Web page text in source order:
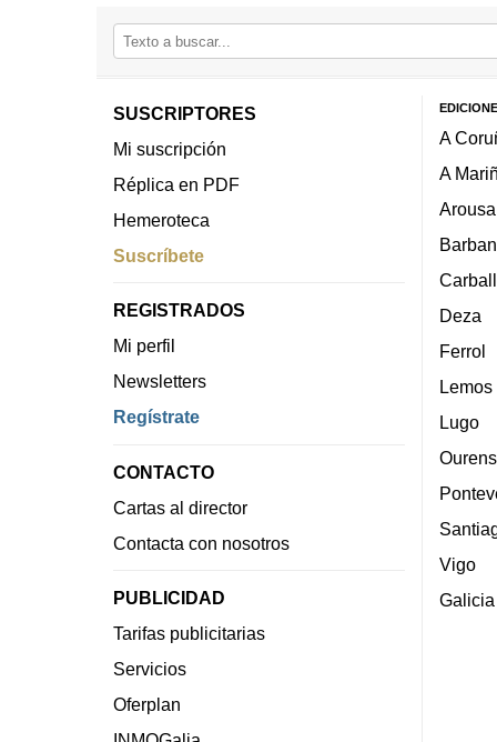
SUSCRIPTORES
Mi suscripción
Réplica en PDF
Hemeroteca
Suscríbete
REGISTRADOS
Mi perfil
Newsletters
Regístrate
CONTACTO
Cartas al director
Contacta con nosotros
PUBLICIDAD
Tarifas publicitarias
Servicios
Oferplan
A
A
Arousa
Deza
Ferrol
Lemos
Lugo
Vigo